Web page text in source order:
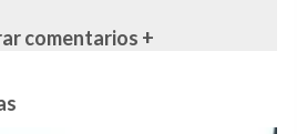
comentarios +